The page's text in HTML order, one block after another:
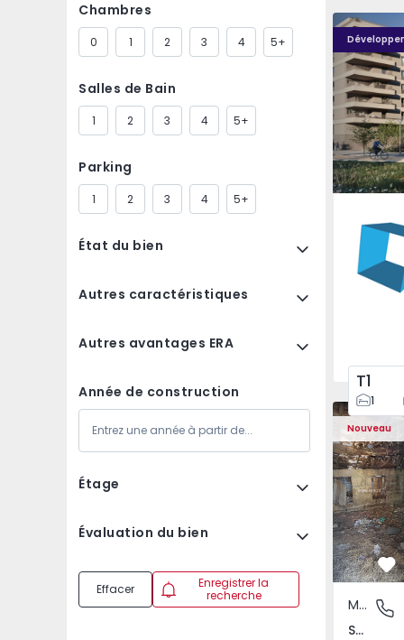
Chambres
0 1 2 3 4 5+
Salles de Bain
1 2 3 4 5+
Parking
1 2 3 4 5+
État du bien
Autres caractéristiques
Autres avantages ERA
Année de construction
Étage
Évaluation du bien
Effacer
Enregistrer la
recherche
85
85
0
4
PLENO JARDIM - 4 PLENO
Águas
T1
1
Nouveau
Maison
São
Maison Rurale
São Tomé do Castelo e Justes, Vila Real